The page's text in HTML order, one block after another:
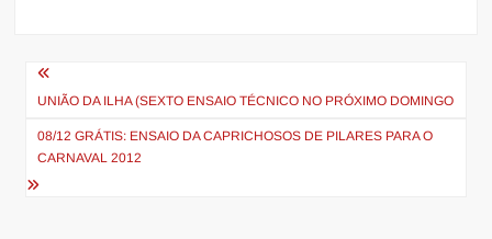
Navegação
de
Post
UNIÃO DA ILHA (SEXTO ENSAIO TÉCNICO NO PRÓXIMO DOMINGO
08/12 GRÁTIS: ENSAIO DA CAPRICHOSOS DE PILARES PARA O
CARNAVAL 2012